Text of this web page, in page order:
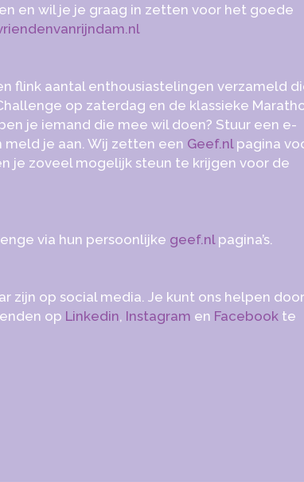
en wil je je graag in zetten voor het goede
flink aantal enthousiastelingen verzameld
op zaterdag en de klassieke
je iemand die mee wil doen? Stuur een e-
meld je aan. Wij zetten een Geef.nlpagina
je zoveel mogelijk steun te krijgen voor de
via hun persoonlijke geef.nl pagina’s.
zijn op social media. Je kunt ons helpen door
op Linkedin, Instagram en Facebook te